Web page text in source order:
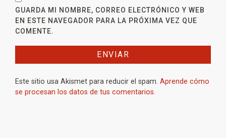
GUARDA MI NOMBRE, CORREO ELECTRÓNICO Y WEB
EN ESTE NAVEGADOR PARA LA PRÓXIMA VEZ QUE
COMENTE.
Este sitio usa Akismet para reducir el spam. Aprende cómo
se procesan los datos de tus comentarios.